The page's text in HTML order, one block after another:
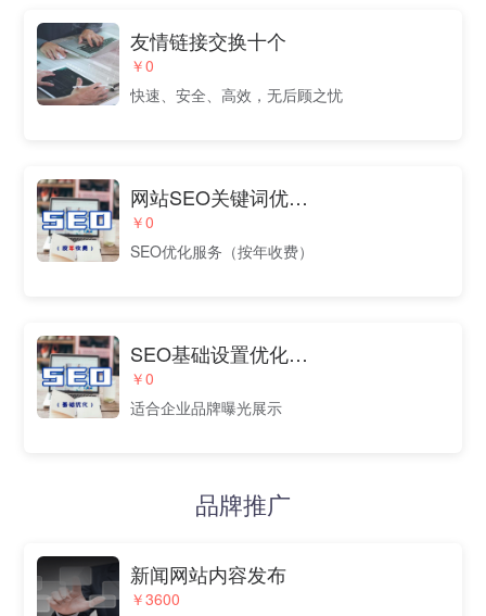
友情链接交换十个
￥0
快速、安全、高效，无后顾之忧
网站SEO关键词优化（按年收费）
￥0
SEO优化服务（按年收费）
SEO基础设置优化（适合企业品牌曝光）
￥0
适合企业品牌曝光展示
品牌推广
新闻网站内容发布
￥3600